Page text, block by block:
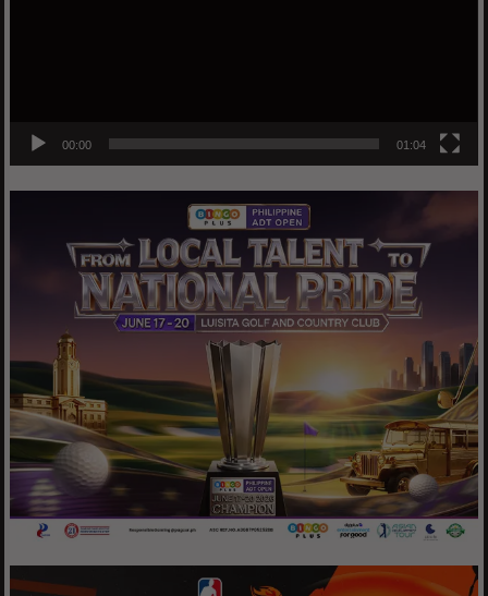
00:00 01:04